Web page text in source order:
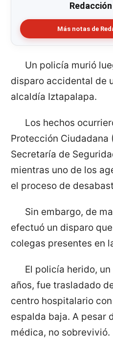
Más notas de
Un policía murió
disparo accidental de
alcaldía Iztapalapa.
Los hechos
Protección Ciudadana
Secretaría de
mientras uno de los
el proceso de
Sin embargo, de
efectuó un disparo
colegas presentes en
El policía herido,
años, fue trasladado
centro hospitalario
espalda baja. A pesar
médica, no sobrevivió.